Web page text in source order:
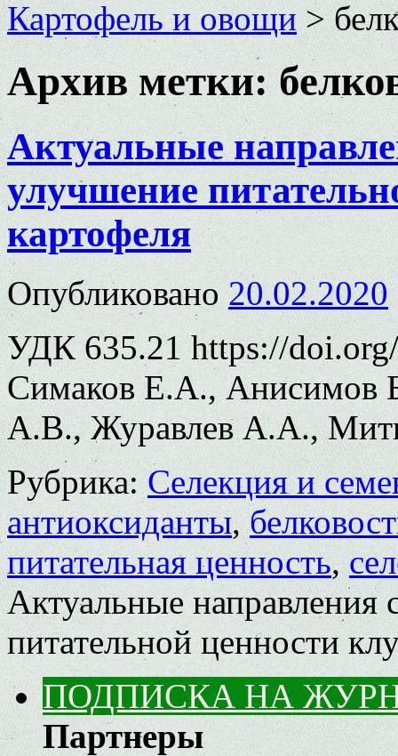
Картофель и овощи>
Архив метки:
Актуальные
улучшение
картофеля
Опубликовано 20.02.2020
УДК 635.21 https://
Симаков Е.А.,
А.В., Журавлев А.А.,
Рубрика: Селекция и
антиоксиданты,
питательная ценность,
Актуальные направления
питательной ценности
ПОДПИСКА НА
Партнеры